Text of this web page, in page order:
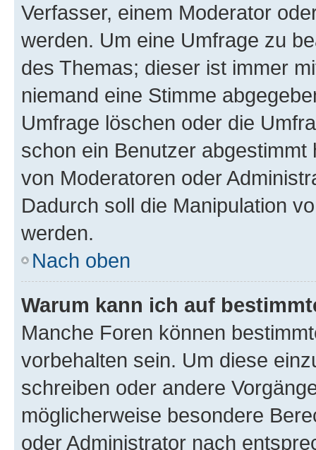
Verfasser, einem Moderator
werden. Um eine Umfrage zu
des Themas; dieser ist immer
niemand eine Stimme
Umfrage löschen oder die
schon ein Benutzer
von Moderatoren oder
Dadurch soll die Manipulation
werden.
Nach oben
Warum kann ich auf
Manche Foren können
vorbehalten sein. Um diese
schreiben oder andere
möglicherweise besondere
oder Administrator nach